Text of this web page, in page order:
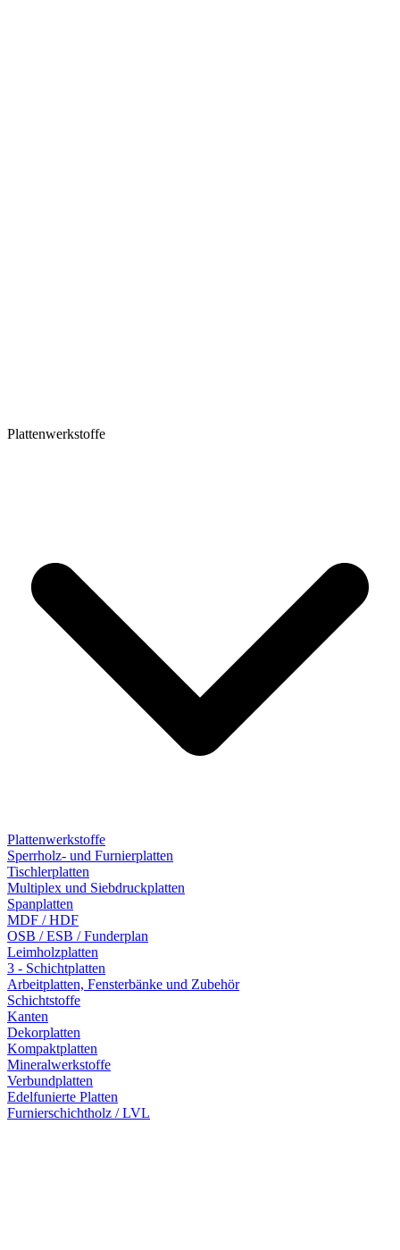
Plattenwerkstoffe
Plattenwerkstoffe
Sperrholz- und Furnierplatten
Tischlerplatten
Multiplex und Siebdruckplatten
Spanplatten
MDF / HDF
OSB / ESB / Funderplan
Leimholzplatten
3 - Schichtplatten
Arbeitplatten, Fensterbänke und Zubehör
Schichtstoffe
Kanten
Dekorplatten
Kompaktplatten
Mineralwerkstoffe
Verbundplatten
Edelfunierte Platten
Furnierschichtholz / LVL